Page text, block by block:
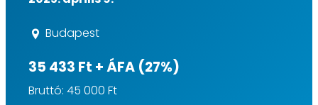
Budapest
35 433 Ft + ÁFA (27%)
Bruttó: 45 000 Ft